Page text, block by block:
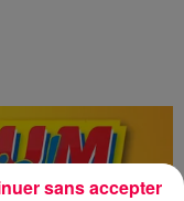
sans accepter